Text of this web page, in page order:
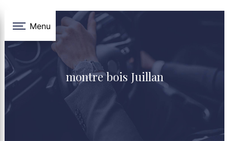
Menu
montre bois Juillan